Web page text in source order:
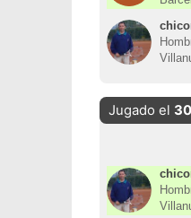
Jugado el